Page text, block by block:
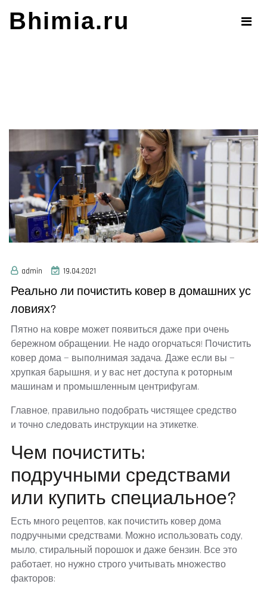
Bhimia.ru
admin 19.04.2021
Реально ли почистить ковер в домашних ус
ловиях?
Пятно на ковре может появиться даже при очень
бережном обращении. Не надо огорчаться! Почистить
ковер дома — выполнимая задача. Даже если вы —
хрупкая барышня, и у вас нет доступа к роторным
машинам и промышленным центрифугам.
Главное, правильно подобрать чистящее средство
и точно следовать инструкции на этикетке.
Чем почистить:
подручными средствами
или купить специальное?
Есть много рецептов, как почистить ковер дома
подручными средствами. Можно использовать соду,
мыло, стиральный порошок и даже бензин. Все это
работает, но нужно строго учитывать множество
факторов: